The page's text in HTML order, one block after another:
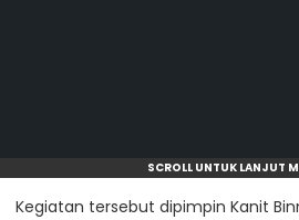
SCROLL UNTUK LANJUT
Kegiatan tersebut dipimpin Kanit